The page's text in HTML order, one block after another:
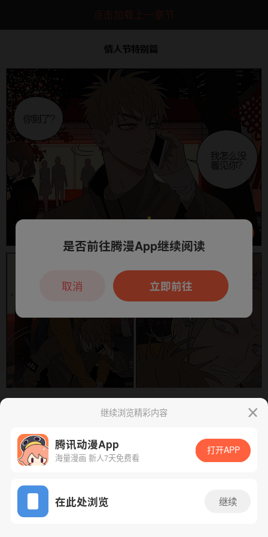
点击加载上一章节
App免费看
腾漫App免费看
继续浏览精彩内容
腾讯动漫App
海量漫画 新人7天免费看
打开APP
在此处浏览 继续
本章节仅支持App阅读，可打开App新用
户7天免费看
是否前往腾漫App继续阅读
立即前往
取消